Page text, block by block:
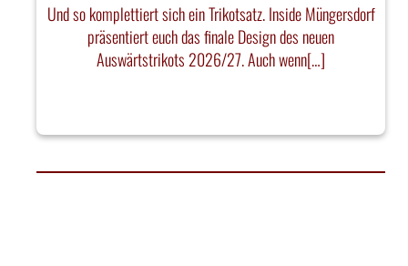
Und so komplettiert sich ein Trikotsatz. Inside Müngersdorf
präsentiert euch das finale Design des neuen
Auswärtstrikots 2026/27. Auch wenn[…]